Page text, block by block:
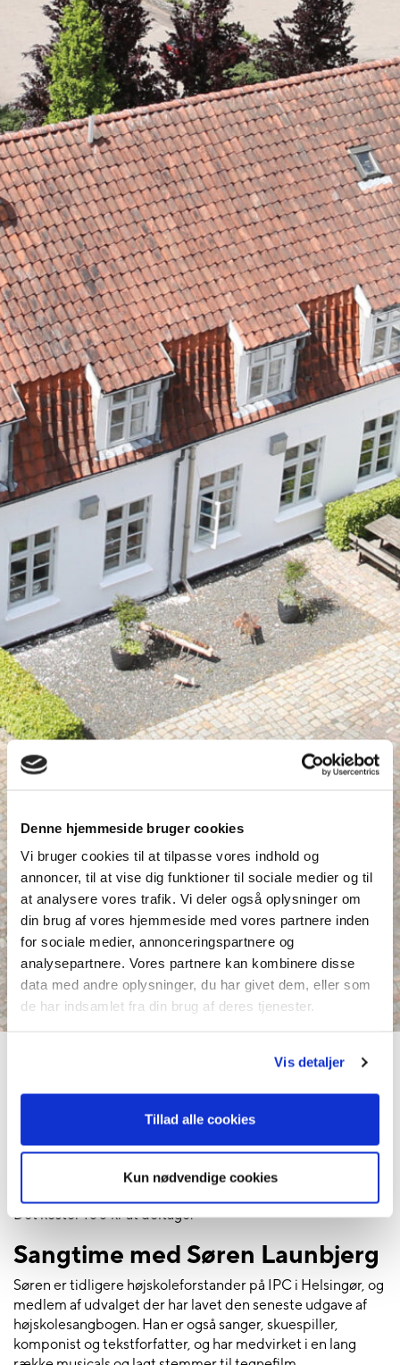
Denne hjemmeside bruger cookies
Vi bruger cookies til at tilpasse vores indhold og
annoncer, til at vise dig funktioner til sociale medier og til
at analysere vores trafik. Vi deler også oplysninger om
din brug af vores hjemmeside med vores partnere inden
for sociale medier, annonceringspartnere og
analysepartnere. Vores partnere kan kombinere disse
data med andre oplysninger, du har givet dem, eller som
de har indsamlet fra din brug af deres tjenester.
Vis detaljer
Tillad alle cookies
Kun nødvendige cookies
Højskoledag
HØJSKOLEDAG 14. MARTS
medlemmer af Elevforeningen og Skolekredsen, jubilarer,
tidligere elever og medarbejdere, lokale borgere og andre
Det koster 100 kr at deltage.
Sangtime med Søren Launbjerg
Søren er tidligere højskoleforstander på IPC i Helsingør, og
medlem af udvalget der har lavet den seneste udgave af
højskolesangbogen. Han er også sanger, skuespiller,
komponist og tekstforfatter, og har medvirket i en lang